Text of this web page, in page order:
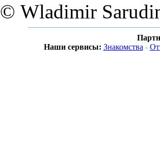
© Wladimir
Наши сервисы: Знакомства -